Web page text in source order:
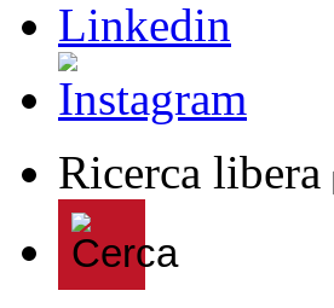
Ricerca libera